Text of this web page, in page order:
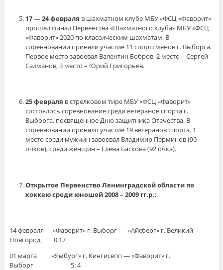
17 — 24 февраля в шахматном клубе МБУ «ФСЦ «Фаворит»
прошёл финал Первенства «Шахматного клуба» МБУ «ФСЦ
«Фаворит» 2020 по классическим шахматам. В
соревновании приняли участие 11 спортсменов г. Выборга.
Первое место завоевал Валентин Бобров, 2 место – Сергей
Салманов, 3 место – Юрий Григорьев.
25 февраля в стрелковом тире МБУ «ФСЦ «Фаворит»
состоялось соревнование среди ветеранов спорта г.
Выборга, посвящённое Дню защитника Отечества. В
соревновании приняло участие 19 ветеранов спорта. 1
место среди мужчин завоевал Владимир Перминов (90
очков), среди женщин – Елена Баскова (92 очка).
Открытое Первенство Ленинградской области по
хоккею среди юношей 2008 – 2009 гг.р.:
14 февраля «Фаворит» г. Выборг — «Айсберг» г. Великий
Новгород 0:17
01 марта «Ямбург» г. Кингисепп — «Фаворит» г.
Выборг 5: 4